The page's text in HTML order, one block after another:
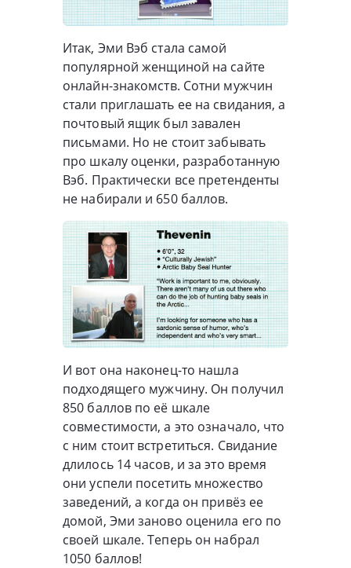
Итак, Эми Вэб стала самой
популярной женщиной на сайте
онлайн-знакомств. Сотни мужчин
стали приглашать ее на свидания, а
почтовый ящик был завален
письмами. Но не стоит забывать
про шкалу оценки, разработанную
Вэб. Практически все претенденты
не набирали и 650 баллов.
И вот она наконец-то нашла
подходящего мужчину. Он получил
850 баллов по её шкале
совместимости, а это означало, что
с ним стоит встретиться. Свидание
длилось 14 часов, и за это время
они успели посетить множество
заведений, а когда он привёз ее
домой, Эми заново оценила его по
своей шкале. Теперь он набрал
1050 баллов!